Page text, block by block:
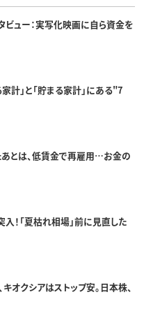
ビュー：実写化映画に自ら資金を
計」と「貯まる家計」にある"7
とは、低賃金で再雇用…お金の
！「夏枯れ相場」前に見直した
オクシアはストップ安。日本株、